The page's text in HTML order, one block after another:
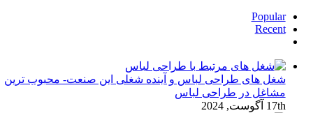
Popular
Recent
شغل های طراحی لباس و آینده شغلی این صنعت- محبوب ترین
مشاغل در طراحی لباس
17th آگوست, 2024